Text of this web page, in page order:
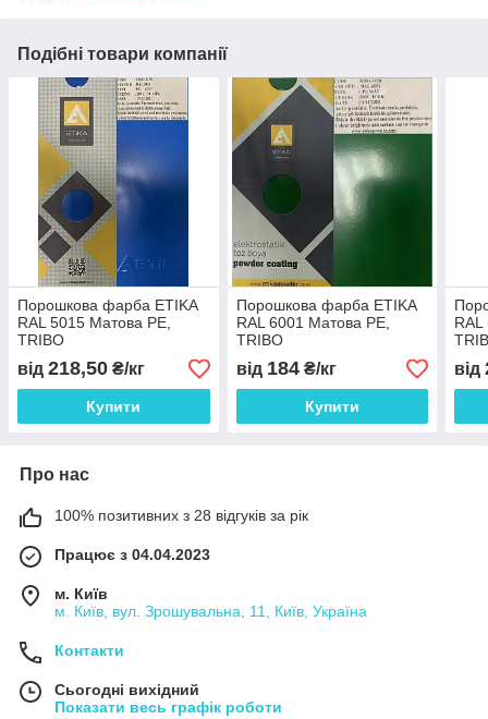
Подібні товари компанії
Порошкова фарба ETIKA
RAL 5015 Матова PE,
TRIBO
від 218,50 ₴/кг
Купити
Порошкова фарба ETIKA
RAL 6001 Матова PE,
TRIBO
від 184₴/кг
Купити
від
Про нас
100% позитивних з 28 відгуків за рік
Працює з 04.04.2023
м. Київ
м. Київ, вул. Зрошувальна, 11, Київ, Україна
Контакти
Сьогодні вихідний
Показати весь графік роботи